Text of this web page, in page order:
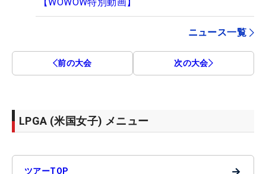
ニュース一覧
前の大会 次の大会
LPGA (米国女子) メニュー
ツアーTOP →